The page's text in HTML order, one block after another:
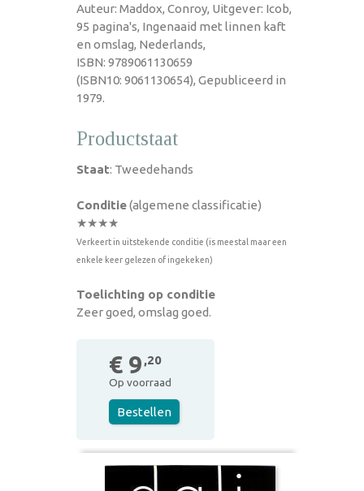
Auteur: Maddox, Conroy, Uitgever: Icob,
95 pagina's, Ingenaaid met linnen kaft
en omslag, Nederlands,
ISBN: 9789061130659
(ISBN10: 9061130654), Gepubliceerd in
1979.
Productstaat
Staat: Tweedehands
Conditie(algemene classificatie)
★★★★
Verkeert in uitstekende conditie (is meestal maar een
enkele keer gelezen of ingekeken)
Toelichting op conditie
Zeer goed, omslag goed.
€ 9 ,20
Op voorraad
Bestellen